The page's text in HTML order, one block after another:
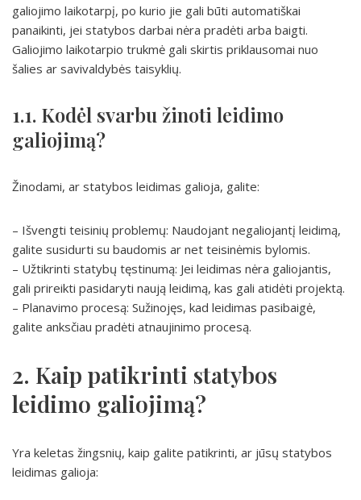
galiojimo laikotarpį, po kurio jie gali būti automatiškai
panaikinti, jei statybos darbai nėra pradėti arba baigti.
Galiojimo laikotarpio trukmė gali skirtis priklausomai nuo
šalies ar savivaldybės taisyklių.
1.1. Kodėl svarbu žinoti leidimo
galiojimą?
Žinodami, ar statybos leidimas galioja, galite:
– Išvengti teisinių problemų: Naudojant negaliojantį leidimą,
galite susidurti su baudomis ar net teisinėmis bylomis.
– Užtikrinti statybų tęstinumą: Jei leidimas nėra galiojantis,
gali prireikti pasidaryti naują leidimą, kas gali atidėti projektą.
– Planavimo procesą: Sužinojęs, kad leidimas pasibaigė,
galite anksčiau pradėti atnaujinimo procesą.
2. Kaip patikrinti statybos
leidimo galiojimą?
Yra keletas žingsnių, kaip galite patikrinti, ar jūsų statybos
leidimas galioja: